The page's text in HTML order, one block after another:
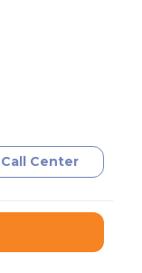
Call Center